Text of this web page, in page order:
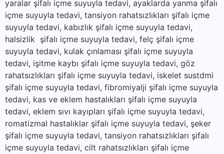
yaralar şifalı içme suyuyla tedavi, ayaklarda yanma şifalı
içme suyuyla tedavi, tansiyon rahatsızlıkları şifalı içme
suyuyla tedavi, kabızlık şifalı içme suyuyla tedavi,
halsizlik şifalı içme suyuyla tedavi, felç şifalı içme
suyuyla tedavi, kulak çınlaması şifalı içme suyuyla
tedavi, işitme kaybı şifalı içme suyuyla tedavi, göz
rahatsızlıkları şifalı içme suyuyla tedavi, iskelet sustdmi
şifalı içme suyuyla tedavi, fibromiyalji şifalı içme suyuyla
tedavi, kas ve eklem hastalıkları şifalı içme suyuyla
tedavi, eklem sıvı kayıpları şifalı içme suyuyla tedavi,
romatizmal hastalıklar şifalı içme suyuyla tedavi, şeker
şifalı içme suyuyla tedavi, tansiyon rahatsızlıkları şifalı
içme suyuyla tedavi, cilt rahatsızlıkları şifalı içme